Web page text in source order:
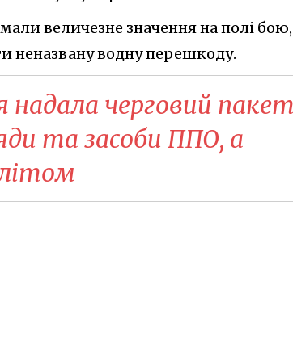
величезне значення на полі бою,
неназвану водну перешкоду.
надала черговий
та засоби ППО, а